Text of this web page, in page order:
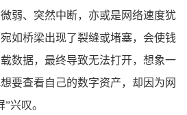
弱、突然中断，亦或是网络速度犹
如桥梁出现了裂缝或堵塞，会使钱
数据，最终导致无法打开，想象一
要查看自己的数字资产，却因为网
兴叹。